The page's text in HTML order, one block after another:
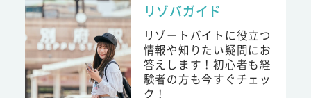
リゾバガイド
リゾートバイトに役立つ
情報や知りたい疑問にお
答えします！初心者も経
験者の方も今すぐチェッ
ク！